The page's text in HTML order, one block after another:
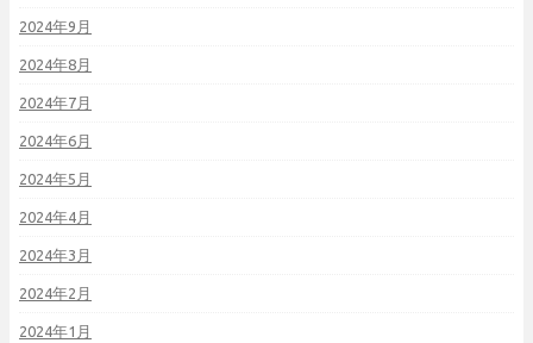
2024年9月
2024年8月
2024年7月
2024年6月
2024年5月
2024年4月
2024年3月
2024年2月
2024年1月